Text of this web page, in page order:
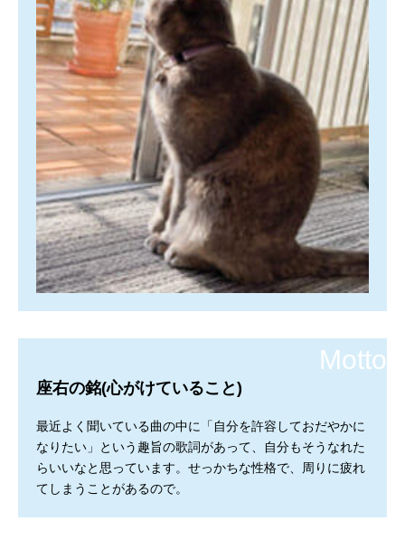
座右の銘(心がけていること)
最近よく聞いている曲の中に「自分を許容しておだやかに
なりたい」という趣旨の歌詞があって、自分もそうなれた
らいいなと思っています。せっかちな性格で、周りに疲れ
てしまうことがあるので。